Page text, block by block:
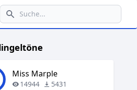
Miss Marple
14944 5431